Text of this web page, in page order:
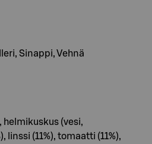
Sinappi, Vehnä
helmikuskus (vesi,
linssi (11%), tomaatti (11%),